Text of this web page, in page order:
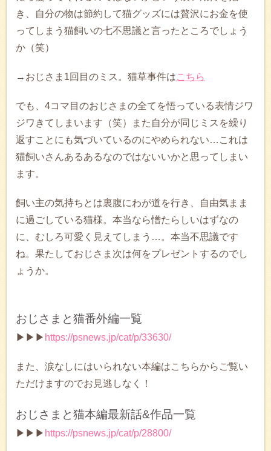
き、自分の物は節約して猫グッズには贅沢にお金を使
ってしまう猫飼いの七不思議と言ったところでしょう
か（笑）
→おじさま1回目のミス。猫草事件はこちら
でも、4コマ目のおじさまの全てを悟っている表情ジワ
ジワきてしまいます（笑）また自分が同じミスを繰り
返すことにも気づいているのにやめられない…これは
猫飼いさんあるあるなのではないいかと思ってしまい
ます。
飼い主の気持ちとは裏腹にわが道を行き、自由気まま
に過ごしている猫様。本当なら憎たらしいはずなの
に、むしろ可愛く見えてしまう…。本当不思議です
ね。果たしておじさま次は何をプレゼントするのでし
ょうか。
おじさまと猫番外編一覧
▶▶▶ https://psnews.jp/cat/p/33630/
また、涙なしにはいられない本編はこちらからご覧い
ただけますのでお見逃しなく！
おじさまと猫本編最新話&作品一覧
▶▶▶ https://psnews.jp/cat/p/28800/